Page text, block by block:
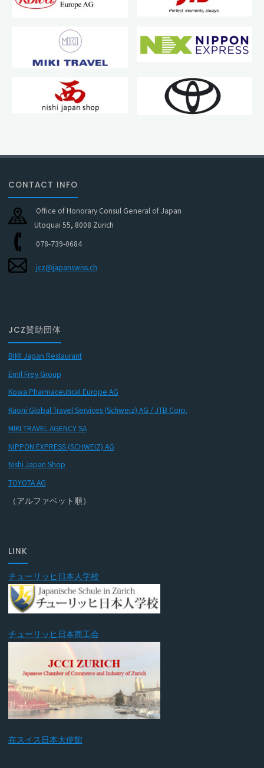
CONTACT INFO
Office of Honorary Consul General of Japan
Utoquai 55, 8008 Zürich
078-739-0684
jcz@japanswiss.ch
JCZ賛助団体
BIMI Japan Restaurant
Emil Frey Group
Kowa Pharmaceutical Europe AG
Kuoni Global Travel Services (Schweiz) AG / JTB Corp.
MIKI TRAVEL AGENCY SA
NIPPON EXPRESS (SCHWEIZ) AG
Nishi Japan Shop
TOYOTA AG
（アルファベット順）
LINK
チューリッヒ日本人学校
チューリッヒ日本商工会
在スイス日本大使館